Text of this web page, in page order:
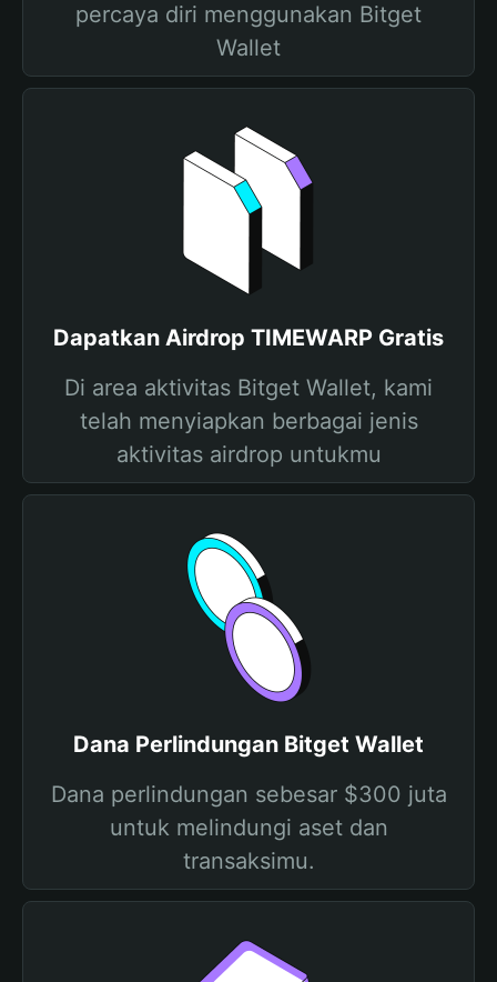
percaya diri menggunakan Bitget
Wallet
Dapatkan Airdrop TIMEWARP Gratis
Di area aktivitas Bitget Wallet, kami
telah menyiapkan berbagai jenis
aktivitas airdrop untukmu
Dana Perlindungan Bitget Wallet
Dana perlindungan sebesar $300 juta
untuk melindungi aset dan
transaksimu.